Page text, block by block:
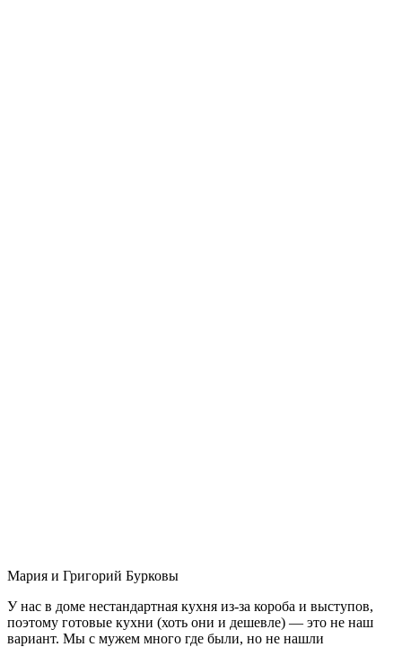
Мария и Григорий Бурковы
У нас в доме нестандартная кухня из-за короба и выступов,
поэтому готовые кухни (хоть они и дешевле) — это не наш
вариант. Мы с мужем много где были, но не нашли